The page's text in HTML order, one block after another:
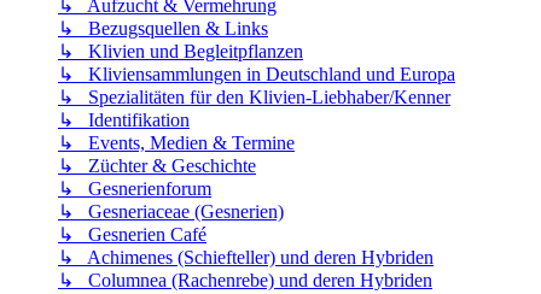
↳ Aufzucht & Vermehrung
↳ Bezugsquellen & Links
↳ Klivien und Begleitpflanzen
↳ Kliviensammlungen in Deutschland und Europa
↳ Spezialitäten für den Klivien-Liebhaber/Kenner
↳ Identifikation
↳ Events, Medien & Termine
↳ Züchter & Geschichte
↳ Gesnerienforum
↳ Gesneriaceae (Gesnerien)
↳ Gesnerien Café
↳ Achimenes (Schiefteller) und deren Hybriden
↳ Columnea (Rachenrebe) und deren Hybriden